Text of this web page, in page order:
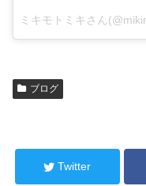
ブログ
Twitter